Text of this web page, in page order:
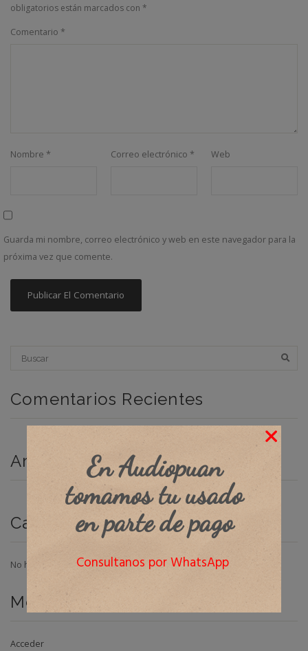
obligatorios están marcados con *
Comentario *
Nombre * Correo electrónico * Web
Guarda mi nombre, correo electrónico y web en este navegador para la
próxima vez que comente.
Comentarios Recientes
Archivos
Categorías
No hay categorías
Meta
Acceder
En Audiopuan
tomamos tu usado
en parte de pago
Consultanos por WhatsApp